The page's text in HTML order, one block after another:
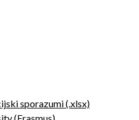
sporazumi (.xlsx)